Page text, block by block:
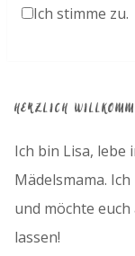
Ich stimme zu.
HERZLICH
Ich bin Lisa, lebe
Mädelsmama.
und möchte
lassen!